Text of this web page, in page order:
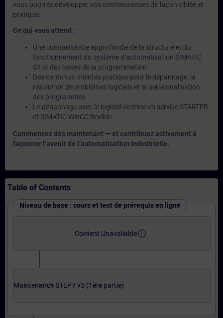
vous pourrez développer vos connaissances de façon ciblée et
pratique.
Ce qui vous attend :
Une connaissance approfondie de la structure et du
fonctionnement du système d’automatisation SIMATIC
S7 et des bases de la programmation
Des contenus orientés pratique pour le dépannage, la
résolution de problèmes logiciels et la personnalisation
des programmes
Le dépannage avec le logiciel de mise en service STARTER
et SIMATIC WinCC flexible
Commencez dès maintenant — et contribuez activement à
façonner l’avenir de l’automatisation industrielle.
Table of Contents
Niveau de base : cours et test de prérequis en ligne
Content Unavaliableerror_outline
Maintenance STEP7 v5 (1ère partie)